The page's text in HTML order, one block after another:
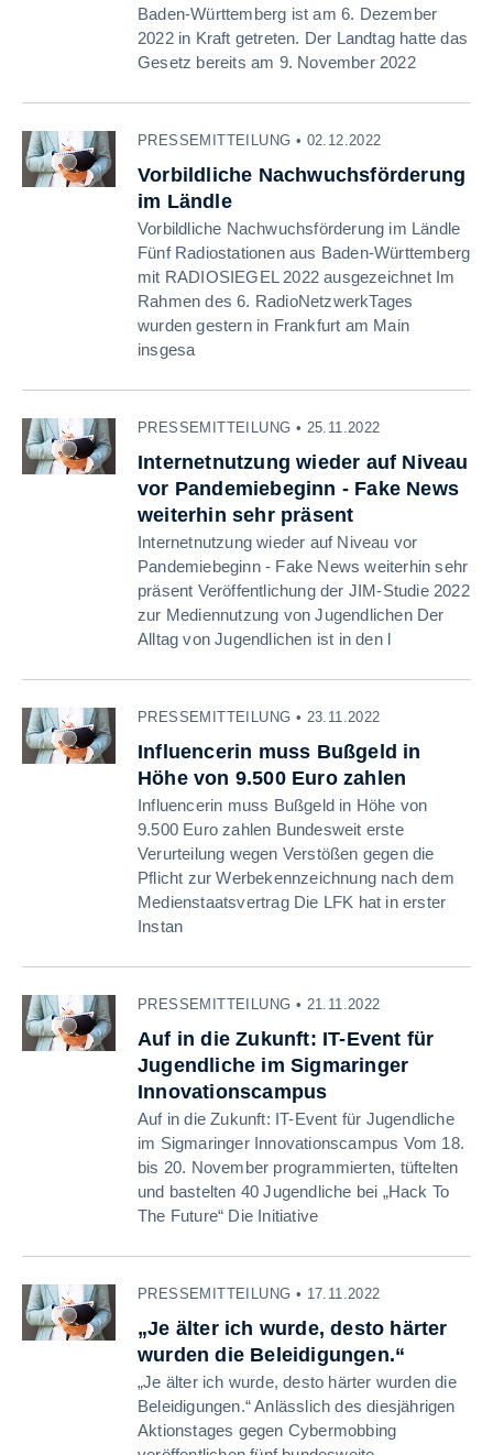
Baden-Württemberg ist am 6. Dezember
2022 in Kraft getreten. Der Landtag hatte das
Gesetz bereits am 9. November 2022
PRESSEMITTEILUNG • 02.12.2022
Vorbildliche Nachwuchsförderung
im Ländle
Vorbildliche Nachwuchsförderung im Ländle
Fünf Radiostationen aus Baden-Württemberg
mit RADIOSIEGEL 2022 ausgezeichnet Im
Rahmen des 6. RadioNetzwerkTages
wurden gestern in Frankfurt am Main
insgesa
PRESSEMITTEILUNG • 25.11.2022
Internetnutzung wieder auf Niveau
vor Pandemiebeginn - Fake News
weiterhin sehr präsent
Internetnutzung wieder auf Niveau vor
Pandemiebeginn - Fake News weiterhin sehr
präsent Veröffentlichung der JIM-Studie 2022
zur Mediennutzung von Jugendlichen Der
Alltag von Jugendlichen ist in den l
PRESSEMITTEILUNG • 23.11.2022
Influencerin muss Bußgeld in
Höhe von 9.500 Euro zahlen
Influencerin muss Bußgeld in Höhe von
9.500 Euro zahlen Bundesweit erste
Verurteilung wegen Verstößen gegen die
Pflicht zur Werbekennzeichnung nach dem
Medienstaatsvertrag Die LFK hat in erster
Instan
PRESSEMITTEILUNG • 21.11.2022
Auf in die Zukunft: IT-Event für
Jugendliche im Sigmaringer
Innovationscampus
Auf in die Zukunft: IT-Event für Jugendliche
im Sigmaringer Innovationscampus Vom 18.
bis 20. November programmierten, tüftelten
und bastelten 40 Jugendliche bei „Hack To
The Future“ Die Initiative
PRESSEMITTEILUNG • 17.11.2022
„Je älter ich wurde, desto härter
wurden die Beleidigungen.“
„Je älter ich wurde, desto härter wurden die
Beleidigungen.“ Anlässlich des diesjährigen
Aktionstages gegen Cybermobbing